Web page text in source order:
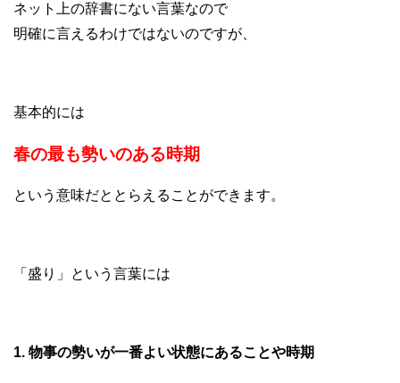
ネット上の辞書にない言葉なので
明確に言えるわけではないのですが、
基本的には
春の最も勢いのある時期
という意味だととらえることができます。
「盛り」という言葉には
1. 物事の勢いが一番よい状態にあることや時期